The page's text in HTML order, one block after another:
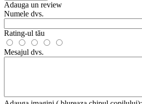
Adauga un review
Numele dvs.
Rating-ul tău
Mesajul dvs.